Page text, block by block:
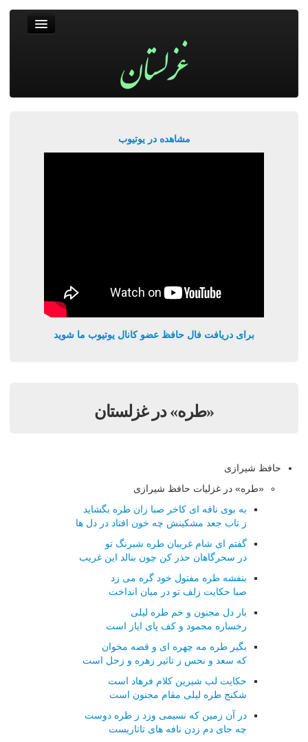
مشاهده در یوتیوب
برای دریافت فال حافظ عضو کانال یوتیوب ما شوید
«طره» در غزلستان
حافظ شیرازی
«طره» در غزلیات حافظ شیرازی
به بوی نافه ای کاخر صبا زان طره بگشاید
ز تاب جعد مشکینش چه خون افتاد در دل ها
گفتم ای شام غریبان طره شبرنگ تو
در سحرگاهان حذر کن چون بنالد این غریب
بنفشه طره مفتول خود گره می زد
صبا حکایت زلف تو در میان انداخت
بار دل مجنون و خم طره لیلی
رخساره محمود و کف پای ایاز است
بگیر طره مه چهره ای و قصه مخوان
که سعد و نحس ز تاثیر زهره و زحل است
حکایت لب شیرین کلام فرهاد است
شکنج طره لیلی مقام مجنون است
در آن زمین که نسیمی وزد ز طره دوست
چه جای دم زدن نافه های تاتاریست